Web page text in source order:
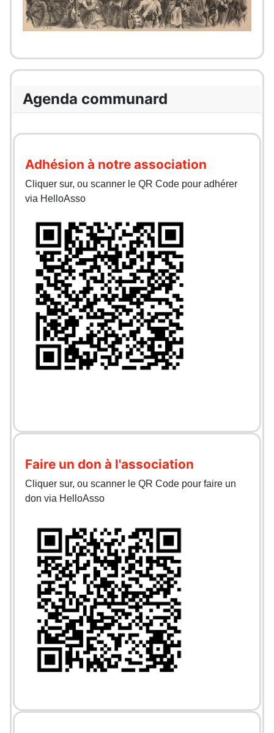
Agenda communard
Adhésion à notre association
Cliquer sur, ou scanner le QR Code pour adhérer
via HelloAsso
Faire un don à l'association
Cliquer sur, ou scanner le QR Code pour faire un
don via HelloAsso